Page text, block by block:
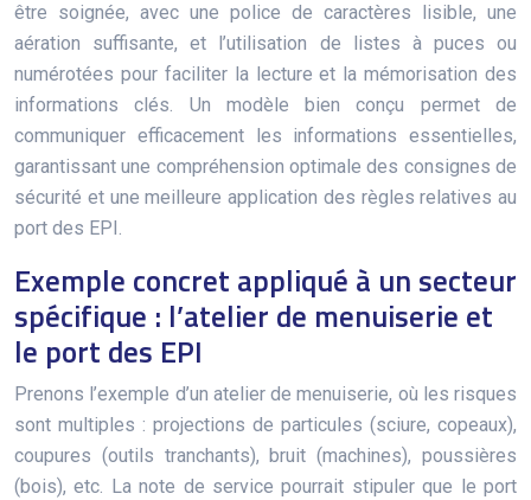
être soignée, avec une police de caractères lisible, une
aération suffisante, et l’utilisation de listes à puces ou
numérotées pour faciliter la lecture et la mémorisation des
informations clés. Un modèle bien conçu permet de
communiquer efficacement les informations essentielles,
garantissant une compréhension optimale des consignes de
sécurité et une meilleure application des règles relatives au
port des EPI.
Exemple concret appliqué à un secteur
spécifique : l’atelier de menuiserie et
le port des EPI
Prenons l’exemple d’un atelier de menuiserie, où les risques
sont multiples : projections de particules (sciure, copeaux),
coupures (outils tranchants), bruit (machines), poussières
(bois), etc. La note de service pourrait stipuler que le port